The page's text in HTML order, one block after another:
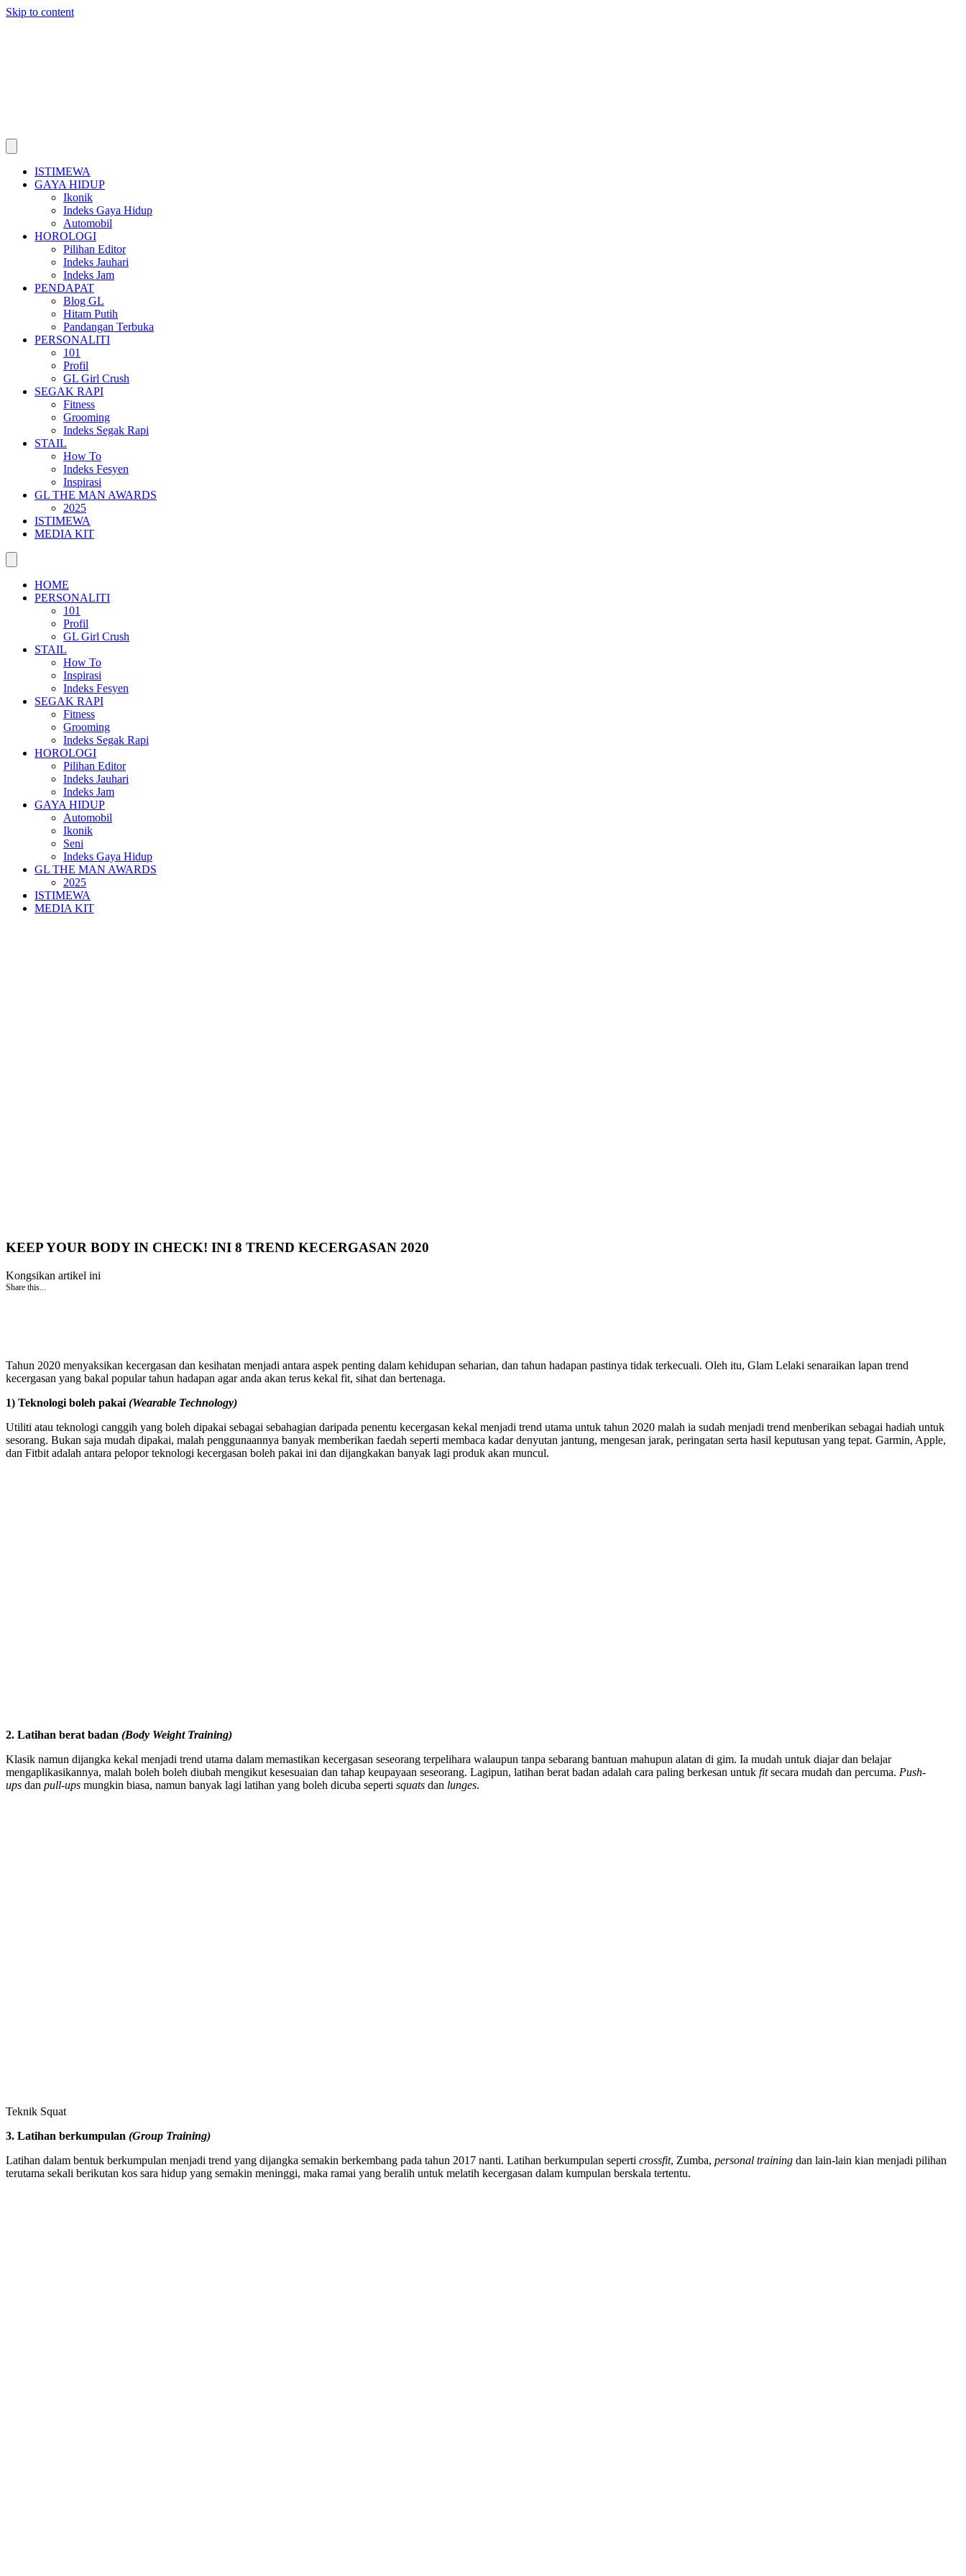
Skip to content
ISTIMEWA
GAYA HIDUP
Ikonik
Indeks Gaya Hidup
Automobil
HOROLOGI
Pilihan Editor
Indeks Jauhari
Indeks Jam
PENDAPAT
Blog GL
Hitam Putih
Pandangan Terbuka
PERSONALITI
101
Profil
GL Girl Crush
SEGAK RAPI
Fitness
Grooming
Indeks Segak Rapi
STAIL
How To
Indeks Fesyen
Inspirasi
GL THE MAN AWARDS
2025
ISTIMEWA
MEDIA KIT
HOME
PERSONALITI
101
Profil
GL Girl Crush
STAIL
How To
Inspirasi
Indeks Fesyen
SEGAK RAPI
Fitness
Grooming
Indeks Segak Rapi
HOROLOGI
Pilihan Editor
Indeks Jauhari
Indeks Jam
GAYA HIDUP
Automobil
Ikonik
Seni
Indeks Gaya Hidup
GL THE MAN AWARDS
2025
ISTIMEWA
MEDIA KIT
KEEP YOUR BODY IN CHECK! INI 8 TREND KECERGASAN 2020
Kongsikan artikel ini
Share this...
Tahun 2020 menyaksikan kecergasan dan kesihatan menjadi antara aspek penting dalam kehidupan seharian, dan tahun hadapan pastinya tidak terkecuali. Oleh itu, Glam Lelaki senaraikan lapan trend
kecergasan yang bakal popular tahun hadapan agar anda akan terus kekal fit, sihat dan bertenaga.
1) Teknologi boleh pakai (Wearable Technology)
Utiliti atau teknologi canggih yang boleh dipakai sebagai sebahagian daripada penentu kecergasan kekal menjadi trend utama untuk tahun 2020 malah ia sudah menjadi trend menberikan sebagai hadiah untuk
sesorang. Bukan saja mudah dipakai, malah penggunaannya banyak memberikan faedah seperti membaca kadar denyutan jantung, mengesan jarak, peringatan serta hasil keputusan yang tepat. Garmin, Apple,
dan Fitbit adalah antara pelopor teknologi kecergasan boleh pakai ini dan dijangkakan banyak lagi produk akan muncul.
2. Latihan berat badan (Body Weight Training)
Klasik namun dijangka kekal menjadi trend utama dalam memastikan kecergasan seseorang terpelihara walaupun tanpa sebarang bantuan mahupun alatan di gim. Ia mudah untuk diajar dan belajar
mengaplikasikannya, malah boleh boleh diubah mengikut kesesuaian dan tahap keupayaan seseorang. Lagipun, latihan berat badan adalah cara paling berkesan untuk fitsecara mudah dan percuma. Push-
ups dan pull-ups mungkin biasa, namun banyak lagi latihan yang boleh dicuba seperti squats dan lunges.
Teknik Squat
3. Latihan berkumpulan (Group Training)
Latihan dalam bentuk berkumpulan menjadi trend yang dijangka semakin berkembang pada tahun 2017 nanti. Latihan berkumpulan seperti crossfit, Zumba, personal training dan lain-lain kian menjadi pilihan
terutama sekali berikutan kos sara hidup yang semakin meninggi, maka ramai yang beralih untuk melatih kecergasan dalam kumpulan berskala tertentu.